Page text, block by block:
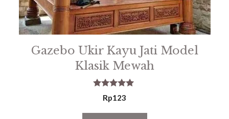
Gazebo Ukir Kayu Jati Model
Klasik Mewah
5.00
out of 5
Rp123